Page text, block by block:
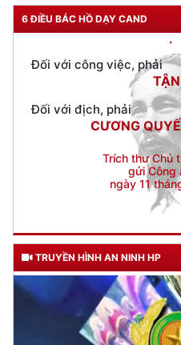
6 ĐIỀU BÁC HỒ DẠY CAND
Đối với công việc, phải
CƯƠNG
Trích thư Chủ
gửi Công
ngày 11
TRUYỀN HÌNH AN NINH HP